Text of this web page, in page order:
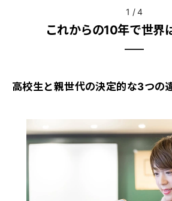
1 /4
これからの10年で世界
高校生と親世代の決定的な3つの